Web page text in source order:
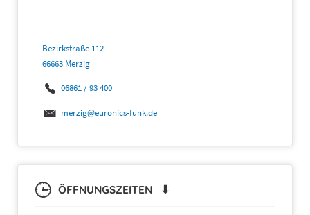
Bezirkstraße 112
66663 Merzig
06861 / 93 400
merzig@euronics-funk.de
ÖFFNUNGSZEITEN ⬇